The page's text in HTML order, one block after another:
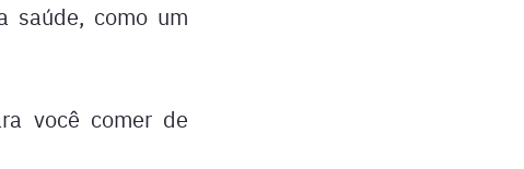
saúde, como um
você comer de